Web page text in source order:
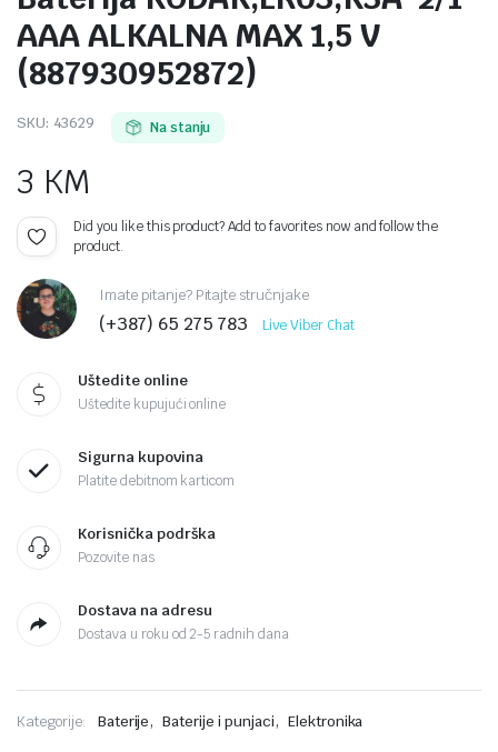
AAA ALKALNA MAX 1,5 V
(887930952872)
SKU: 43629 Na stanju
3 KM
Did you like this product? Add to favorites now and follow the
product.
Imate pitanje? Pitajte stručnjake
(+387) 65 275 783 Live Viber Chat
Uštedite online
Uštedite kupujući online
Sigurna kupovina
Platite debitnom karticom
Korisnička podrška
Pozovite nas
Dostava na adresu
Dostava u roku od 2-5 radnih dana
Kategorije: Baterije, Baterije i punjaci, Elektronika